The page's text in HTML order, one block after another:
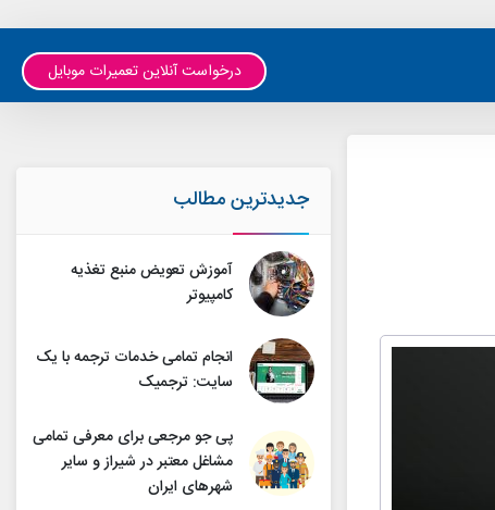
درخواست آنلاین تعمیرات موبایل
جدیدترین مطالب
آموزش تعویض منبع تغذیه
کامپیوتر
انجام تمامی خدمات ترجمه با یک
سایت: ترجمیک
پی جو مرجعی برای معرفی تمامی
مشاغل معتبر در شیراز و سایر
شهرهای ایران